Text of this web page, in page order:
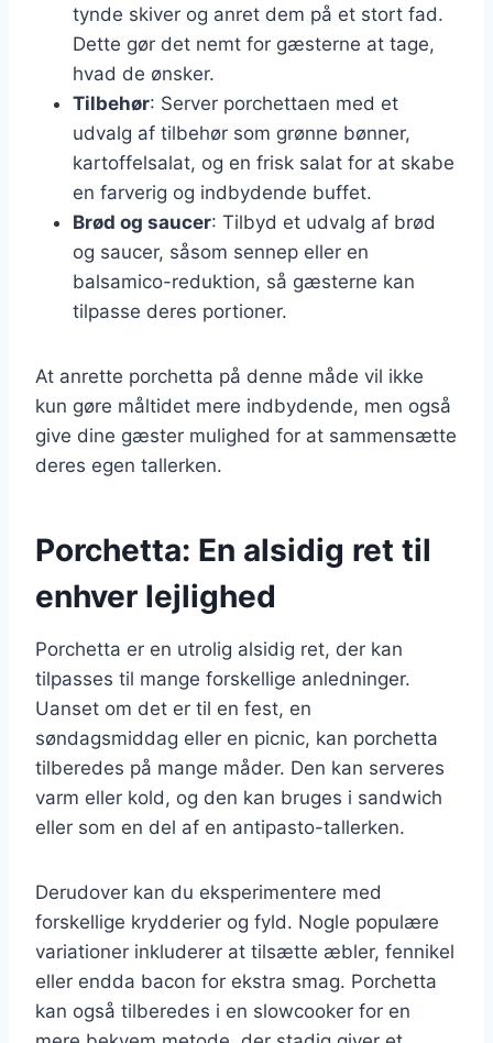
tynde skiver og anret dem på et stort fad.
Dette gør det nemt for gæsterne at tage,
hvad de ønsker.
Tilbehør: Server porchettaen med et
udvalg af tilbehør som grønne bønner,
kartoffelsalat, og en frisk salat for at skabe
en farverig og indbydende buffet.
Brød og saucer: Tilbyd et udvalg af brød
og saucer, såsom sennep eller en
balsamico-reduktion, så gæsterne kan
tilpasse deres portioner.
At anrette porchetta på denne måde vil ikke
kun gøre måltidet mere indbydende, men også
give dine gæster mulighed for at sammensætte
deres egen tallerken.
Porchetta: En alsidig ret til
enhver lejlighed
Porchetta er en utrolig alsidig ret, der kan
tilpasses til mange forskellige anledninger.
Uanset om det er til en fest, en
søndagsmiddag eller en picnic, kan porchetta
tilberedes på mange måder. Den kan serveres
varm eller kold, og den kan bruges i sandwich
eller som en del af en antipasto-tallerken.
Derudover kan du eksperimentere med
forskellige krydderier og fyld. Nogle populære
variationer inkluderer at tilsætte æbler, fennikel
eller endda bacon for ekstra smag. Porchetta
kan også tilberedes i en slowcooker for en